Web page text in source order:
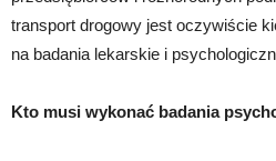
transport drogowy jest oczywiście
na badania lekarskie i
Kto musi wykonać badania